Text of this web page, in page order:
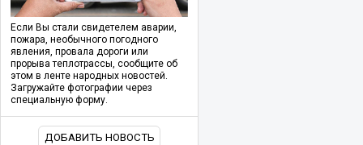
Если Вы стали свидетелем аварии,
пожара, необычного погодного
явления, провала дороги или
прорыва теплотрассы, сообщите об
этом в ленте народных новостей.
Загружайте фотографии через
специальную форму.
ДОБАВИТЬ НОВОСТЬ